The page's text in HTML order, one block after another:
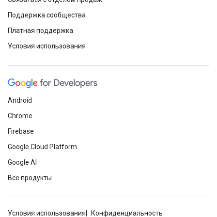
Поддержка сообщества
Платная поддержка
Условия использования
Android
Chrome
Firebase
Google Cloud Platform
Google AI
Все продукты
Условия использования Конфиденциальность